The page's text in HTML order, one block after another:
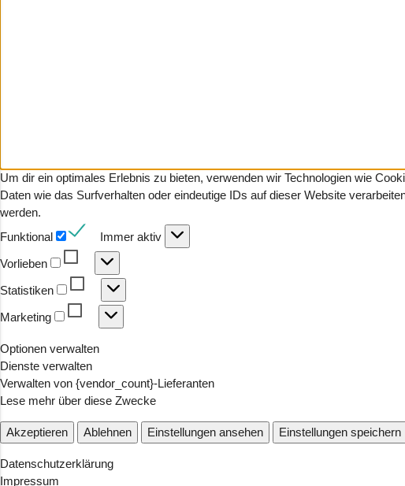
Um dir ein optimales Erlebnis zu bieten, verwenden wir Technologien wie
Daten wie das Surfverhalten oder eindeutige IDs auf dieser Website
werden.
Funktional
Funktional
Immer aktiv
Vorlieben
Vorlieben
Statistiken Statistiken
Marketing Marketing
Optionen verwalten
Dienste verwalten
Verwalten von {vendor_count}-Lieferanten
Lese mehr über diese Zwecke
Akzeptieren Ablehnen Einstellungen ansehen Einstellungen speichern
Datenschutzerklärung
Impressum